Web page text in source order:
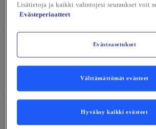
14,00 €
Tomaatti-linssikeitto
M
Lisätietoja ja kaikki valintojesi seuraukset voit
Evästeperiaatteet
Evästeasetukset
Välttämättömät evästeet
Hyväksy kaikki evästeet